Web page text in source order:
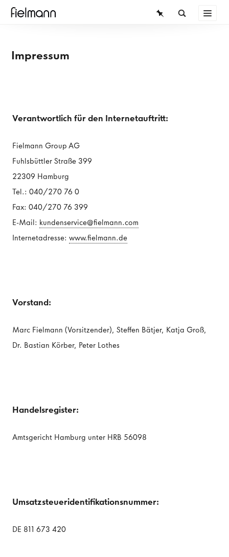
Impressum
Verantwortlich für den Internetauftritt:
Fielmann Group AG
Fuhlsbüttler Straße 399
22309 Hamburg
Tel.: 040/270 76 0
Fax: 040/270 76 399
E-Mail: kundenservice@fielmann.com
Internetadresse: www.fielmann.de
Vorstand:
Marc Fielmann (Vorsitzender), Steffen Bätjer, Katja Groß,
Dr. Bastian Körber, Peter Lothes
Handelsregister:
Amtsgericht Hamburg unter HRB 56098
Umsatzsteueridentifikationsnummer:
DE 811 673 420